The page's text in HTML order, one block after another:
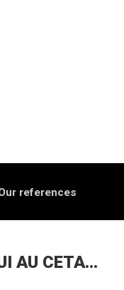
references
AU CETA…